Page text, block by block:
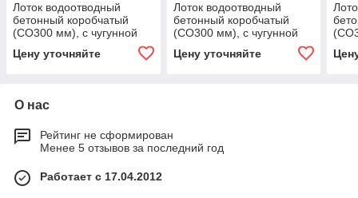
Лоток водоотводный
бетонный коробчатый
(СО300 мм), с чугунной
0,5%КUу 100.39,9
Цену уточняйте
Лоток водоотводный
бетонный коробчатый
(СО300 мм), с чугунной
0,5%КUу 100.39,9
Цену уточняйте
О нас
Рейтинг не сформирован
Менее 5 отзывов за последний год
Работает с 17.04.2012